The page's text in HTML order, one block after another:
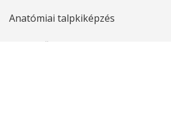
Anatómiai talpkiképzés
Kivehető talpbetét